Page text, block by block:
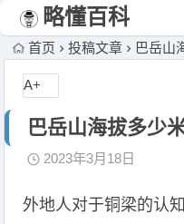
略懂百科
首页 投稿文章 巴岳山
巴岳山海拔多少
2023年3月18日
外地人对于铜梁的认
A+